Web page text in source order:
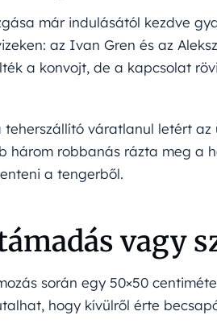
már indulásától kezdve
az Ivan Gren és az
a konvojt, de a kapcsolat
teherszállító váratlanul letért
három robbanás rázta meg a
a tengerből.
vagy
során egy 50×50
hogy kívülről érte